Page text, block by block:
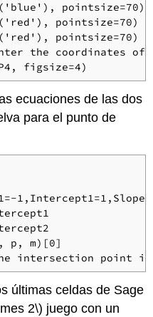
pointsize=70)
pointsize=70)
pointsize=70)
the coordinates
figsize=4)
ecuaciones de las dos
para el punto de
p, m)[0]
intersection point
últimas celdas de Sage
2\) juego con un